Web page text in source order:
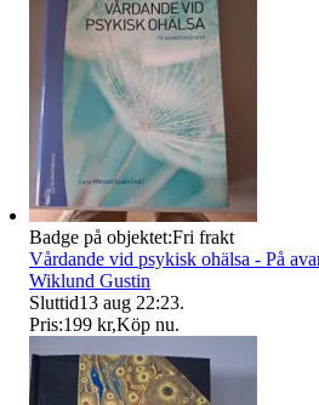
Badge på objektet:Fri frakt
Vårdande vid psykisk ohälsa - På
Wiklund Gustin
Sluttid13 aug 22:23.
Pris:199 kr,Köp nu.